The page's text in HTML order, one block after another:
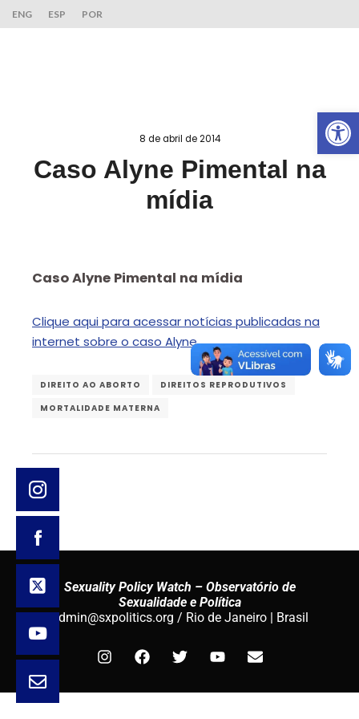
ENG ESP POR
8 de abril de 2014
Caso Alyne Pimental na
mídia
Caso Alyne Pimental na mídia
Clique aqui para acessar notícias publicadas na
internet sobre o caso Alyne.
DIREITO AO ABORTO
DIREITOS REPRODUTIVOS
MORTALIDADE MATERNA
Sexuality Policy Watch – Observatório de
Sexualidade e Política
admin@sxpolitics.org / Rio de Janeiro | Brasil